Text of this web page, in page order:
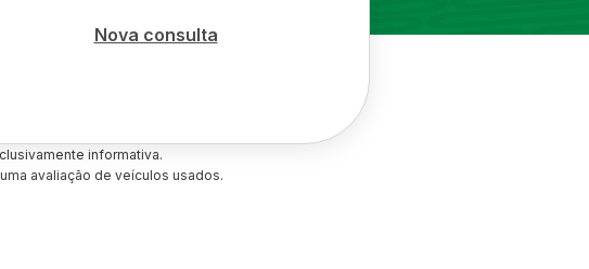
Nova consulta
informativa.
avaliação de veículos usados.